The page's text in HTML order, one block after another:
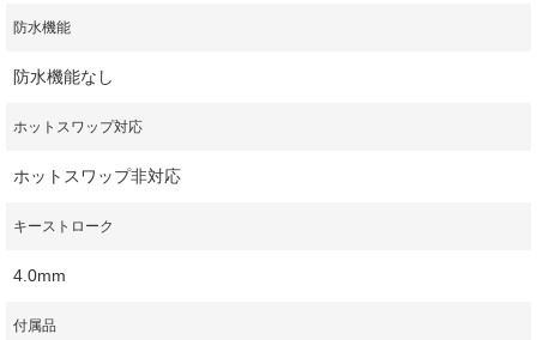
防水機能
防水機能なし
ホットスワップ対応
ホットスワップ非対応
キーストローク
4.0mm
付属品